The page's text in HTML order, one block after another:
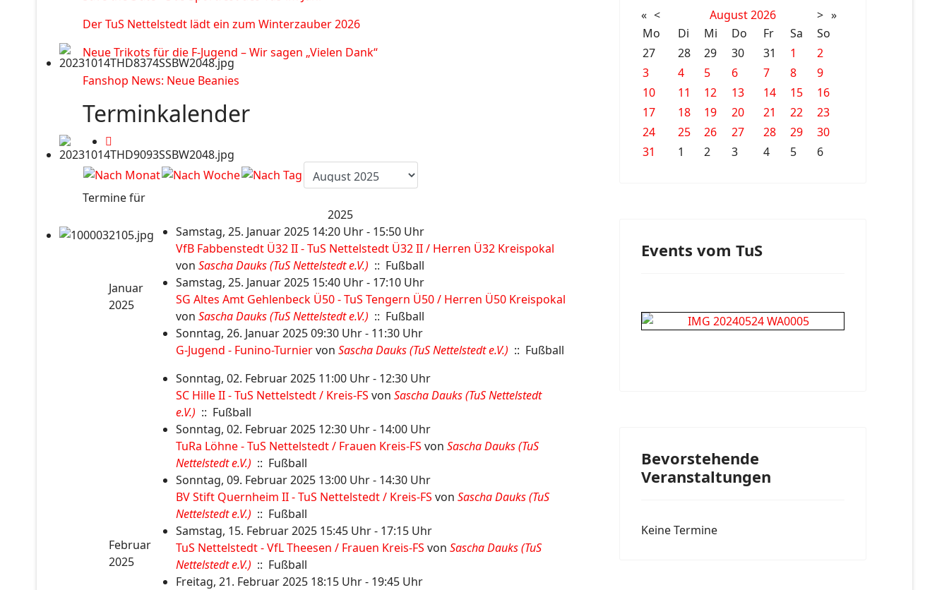
Der TuS Nettelstedt lädt ein zum Winterzauber 2026
Neue Trikots für die F-Jugend – Wir sagen „Vielen Dank“
Fanshop News: Neue Beanies
Terminkalender
Termine für
2025
Januar
2025
Samstag, 25. Januar 2025 14:20 Uhr - 15:50 Uhr
VfB Fabbenstedt Ü32 II - TuS Nettelstedt Ü32 II / Herren Ü32 Kreispokal
von Sascha Dauks (TuS Nettelstedt e.V.) :: Fußball
Samstag, 25. Januar 2025 15:40 Uhr - 17:10 Uhr
SG Altes Amt Gehlenbeck Ü50 - TuS Tengern Ü50 / Herren Ü50 Kreispokal
von Sascha Dauks (TuS Nettelstedt e.V.) :: Fußball
Sonntag, 26. Januar 2025 09:30 Uhr - 11:30 Uhr
G-Jugend - Funino-Turniervon Sascha Dauks (TuS Nettelstedt e.V.) :: Fußball
Februar
2025
Sonntag, 02. Februar 2025 11:00 Uhr - 12:30 Uhr
SC Hille II - TuS Nettelstedt / Kreis-FS von Sascha Dauks (TuS Nettelstedt
e.V.) :: Fußball
Sonntag, 02. Februar 2025 12:30 Uhr - 14:00 Uhr
TuRa Löhne - TuS Nettelstedt / Frauen Kreis-FS von Sascha Dauks (TuS
Nettelstedt e.V.) :: Fußball
Sonntag, 09. Februar 2025 13:00 Uhr - 14:30 Uhr
BV Stift Quernheim II - TuS Nettelstedt / Kreis-FS von Sascha Dauks (TuS
Nettelstedt e.V.) :: Fußball
Samstag, 15. Februar 2025 15:45 Uhr - 17:15 Uhr
TuS Nettelstedt - VfL Theesen / Frauen Kreis-FS von Sascha Dauks (TuS
Nettelstedt e.V.) :: Fußball
Freitag, 21. Februar 2025 18:15 Uhr - 19:45 Uhr
« < August 2026 > »
Mo
Di Mi Do Fr Sa
So
27
28 29 30 31 1
2
3
4 5 6 7 8
9
10
11 12 13 14 15
16
17
18 19 20 21 22
23
24
25 26 27 28 29
30
31
1 2 3 4 5 6
Events vom TuS
Bevorstehende
Veranstaltungen
Keine Termine